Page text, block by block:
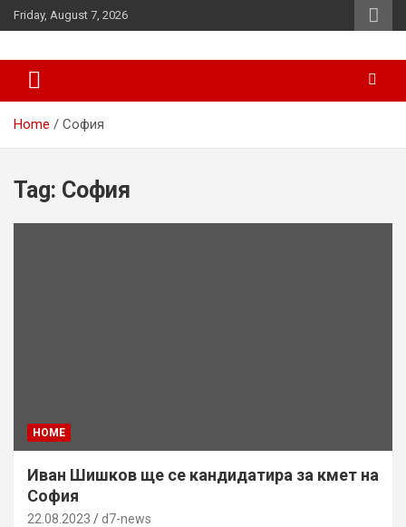
Skip
to
Friday, August 7, 2026
d7-news.com
Home София
Tag: София
HOME
Иван Шишков ще се кандидатира за кмет на
София
22.08.2023 d7-news